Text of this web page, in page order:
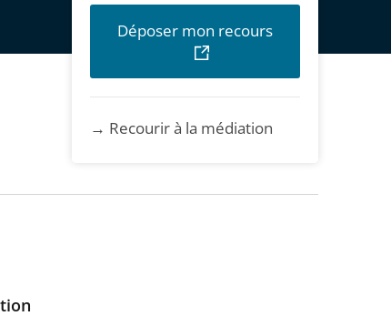
Déposer mon recours
→ Recourir à la médiation